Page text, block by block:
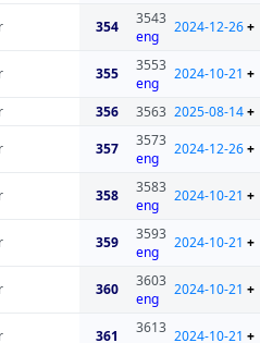
354
3543
eng
2024-12-26+
355
3553
eng
2024-10-21 +
356 3563 2025-08-14+
357
3573
eng
2024-12-26+
358
3583
eng
2024-10-21 +
359
3593
eng
2024-10-21 +
360
3603
eng
2024-10-21 +
361
3613 2024-10-21 +